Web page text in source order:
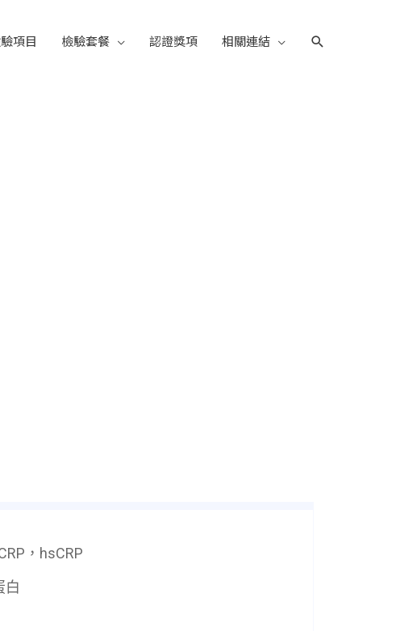
項目 檢驗套餐 認證獎項 相關連結
，hsCRP
白